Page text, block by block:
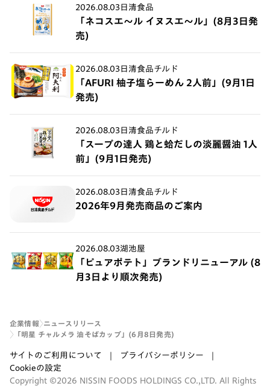
2026.08.03 日清食品
「ネコスエ～ル イヌスエ～ル」(8月3日発
売)
2026.08.03 日清食品チルド
「AFURI 柚子塩らーめん 2人前」(9月1日
発売)
2026.08.03 日清食品チルド
「スープの達人 鶏と蛤だしの淡麗醤油 1人
前」(9月1日発売)
2026.08.03 日清食品チルド
2026年9月発売商品のご案内
2026.08.03湖池屋
「ピュアポテト」ブランドリニューアル (8
月3日より順次発売)
企業情報
ニュースリリース
「明星 チャルメラ 油そばカップ​」(6月8日発売)
サイトのご利用について
プライバシーポリシー
Cookieの設定
Copyright ©2026 NISSIN FOODS HOLDINGS CO.,LTD. All Rights